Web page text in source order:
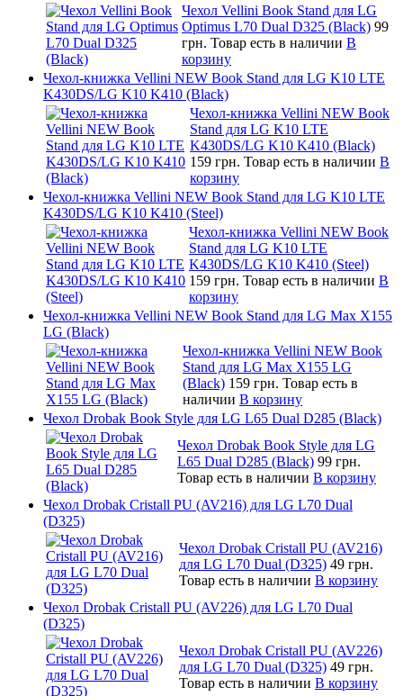
Чехол Vellini Book Stand для LG
Optimus L70 Dual D325 (Black) 99
грн. Товар есть в наличии В
корзину
Чехол-книжка Vellini NEW Book Stand для LG K10 LTE
K430DS/LG K10 K410 (Black)
Чехол-книжка Vellini NEW Book
Stand для LG K10 LTE
K430DS/LG K10 K410 (Black)
159 грн. Товар есть в наличии В
корзину
Чехол-книжка Vellini NEW Book Stand для LG K10 LTE
K430DS/LG K10 K410 (Steel)
Чехол-книжка Vellini NEW Book
Stand для LG K10 LTE
K430DS/LG K10 K410 (Steel)
159 грн. Товар есть в наличии В
корзину
Чехол-книжка Vellini NEW Book Stand для LG Max X155
LG (Black)
Чехол-книжка Vellini NEW Book
Stand для LG Max X155 LG
(Black) 159 грн. Товар есть в
наличии В корзину
Чехол Drobak Book Style для LG L65 Dual D285 (Black)
Чехол Drobak Book Style для LG
L65 Dual D285 (Black) 99 грн.
Товар есть в наличии В корзину
Чехол Drobak Cristall PU (AV216) для LG L70 Dual
(D325)
Чехол Drobak Cristall PU (AV216)
для LG L70 Dual (D325) 49 грн.
Товар есть в наличии В корзину
Чехол Drobak Cristall PU (AV226) для LG L70 Dual
(D325)
Чехол Drobak Cristall PU (AV226)
для LG L70 Dual (D325) 49 грн.
Товар есть в наличии В корзину